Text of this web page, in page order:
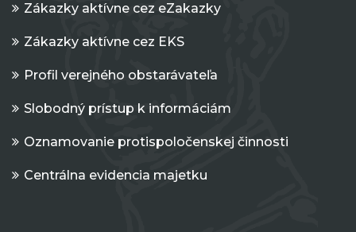
Zákazky aktívne cez eZakazky
Zákazky aktívne cez EKS
Profil verejného obstarávateľa
Slobodný prístup k informáciám
Oznamovanie protispoločenskej činnosti
Centrálna evidencia majetku